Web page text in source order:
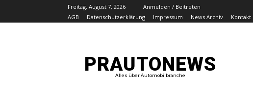
Freitag, August 7, 2026
Anmelden / Beitreten
AGB
Datenschutzerklärung Impressum News Archiv Kontakt
PRAUTONEWS
Alles über Automobilbranche